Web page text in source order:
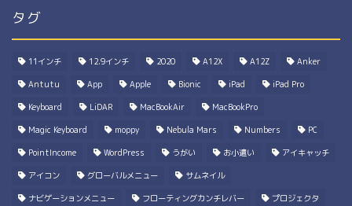
タグ
11インチ 12.9インチ 2020 A12X A12Z Anker
Antutu App Apple Bionic iPad iPad Pro
Keyboard LiDAR MacBookAir MacBookPro
Magic Keyboard moppy Nebula Mars Numbers PC
PointIncome WordPress うがい お小遣い アイキャッチ
アイコン グローバルメニュー サムネイル
ナビゲーションメニュー フローティングカンチレバー プロジェクタ